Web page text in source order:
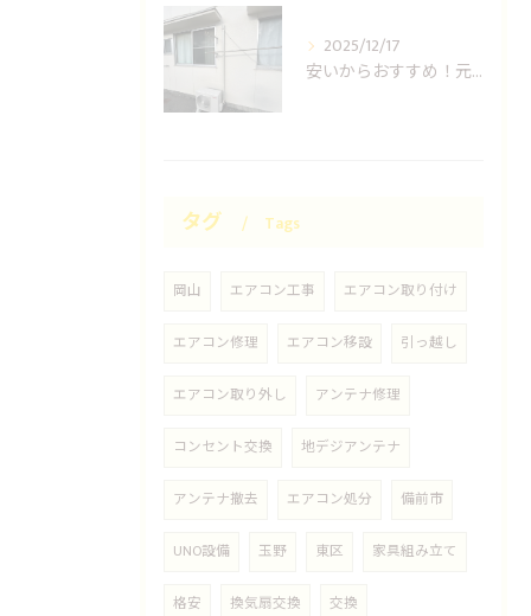
2025/12/17
安いからおすすめ！元消防士の岡山エアコン取り付け業者はUNO設備へ！
タグ Tags
岡山 エアコン工事 エアコン取り付け
エアコン修理 エアコン移設 引っ越し
エアコン取り外し アンテナ修理
コンセント交換 地デジアンテナ
アンテナ撤去 エアコン処分 備前市
UNO設備 玉野 東区 家具組み立て
格安 換気扇交換 交換